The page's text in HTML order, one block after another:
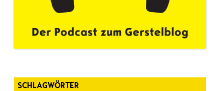
SCHLAGWÖRTER